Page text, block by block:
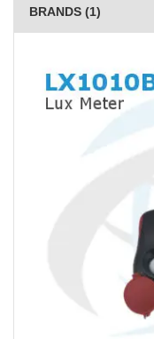
BRANDS (1)